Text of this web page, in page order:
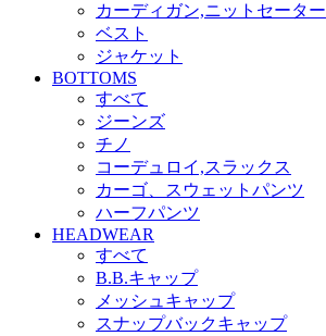
カーディガン,ニットセーター
ベスト
ジャケット
BOTTOMS
すべて
ジーンズ
チノ
コーデュロイ,スラックス
カーゴ、スウェットパンツ
ハーフパンツ
HEADWEAR
すべて
B.B.キャップ
メッシュキャップ
スナップバックキャップ